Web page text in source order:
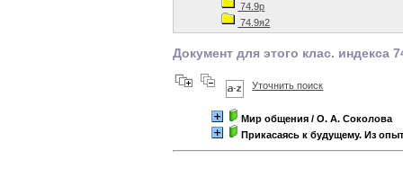
74.9р
74.9я2
Документ для этого клас. индекса
Уточнить поиск
Мир общения / О. А. Соколова
Прикасаясь к будущему. Из